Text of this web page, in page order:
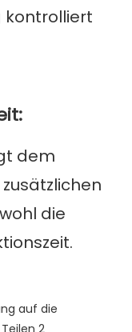
kontrolliert
dem
die